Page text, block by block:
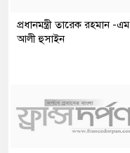
প্রধানমন্ত্রী তারেক রহমান -এম
আলী হুসাইন